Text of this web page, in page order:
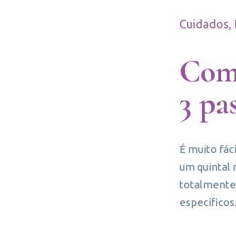
Cuidados,
3
É muito
um quintal
totalmente
específicos.